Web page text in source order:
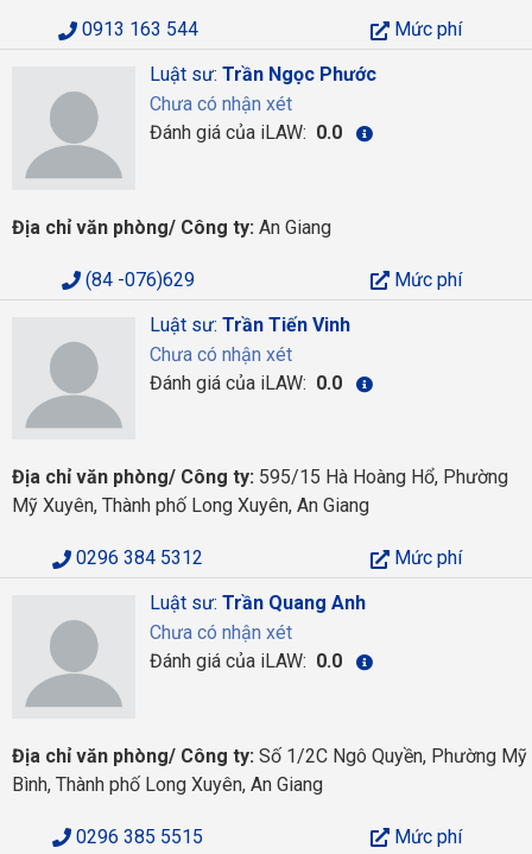
0913 163 544
Mức phí
Luật sư: Trần Ngọc Phước
Chưa có nhận xét
Đánh giá của iLAW: 0.0
Địa chỉ văn phòng/ Công ty: An Giang
(84 -076)629
Mức phí
Luật sư: Trần Tiến Vinh
Chưa có nhận xét
Đánh giá của iLAW: 0.0
Địa chỉ văn phòng/ Công ty: 595/15 Hà Hoàng Hổ, Phường
Mỹ Xuyên, Thành phố Long Xuyên, An Giang
0296 384 5312
Mức phí
Luật sư: Trần Quang Anh
Chưa có nhận xét
Đánh giá của iLAW: 0.0
Địa chỉ văn phòng/ Công ty: Số 1/2C Ngô Quyền, Phường Mỹ
Bình, Thành phố Long Xuyên, An Giang
0296 385 5515
Mức phí